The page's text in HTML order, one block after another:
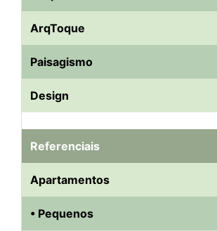
ArqToque
Paisagismo
Design
Referenciais
Apartamentos
• Pequenos